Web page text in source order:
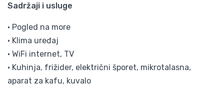
Sadržaji i usluge
• Pogled na more
• Klima uređaj
• WiFi internet, TV
• Kuhinja, frižider, električni šporet, mikrotalasna,
aparat za kafu, kuvalo